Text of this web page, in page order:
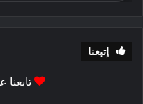
إتبعنا